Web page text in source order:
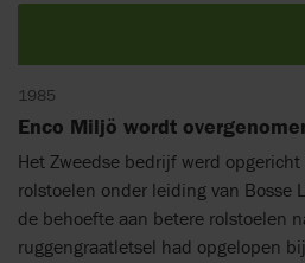
1985
Enco Miljö wordt
Het Zweedse bedrijf werd
rolstoelen onder leiding van Bosse
de behoefte aan betere rolstoelen
ruggengraatletsel had opgelopen